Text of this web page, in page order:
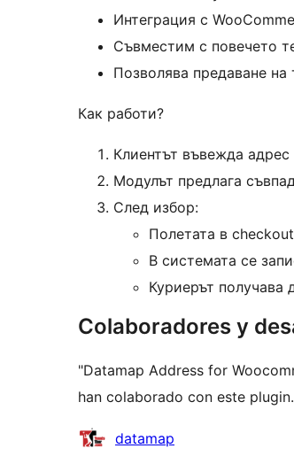
Интеграция с
Съвместим с повечето
Позволява предаване
Как работи?
Клиентът въвежда
Модулът предлага
След избор:
Полетата в
В системата се
Куриерът получава
Colaboradores y
"Datamap Address for
han colaborado con este plugin.
Colaboradores
datamap